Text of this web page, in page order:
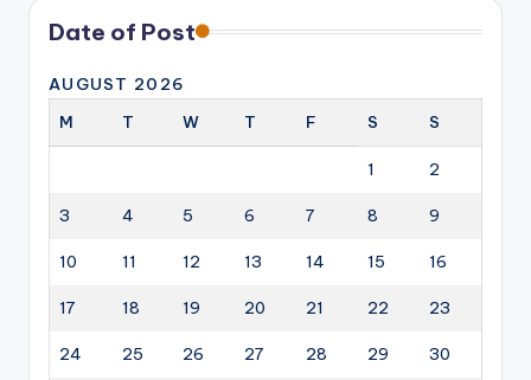
Date of Post
AUGUST 2026
M
T W T F S S
1 2
3 4 5 6 7 8 9
10 11 12 13 14 15 16
17 18 19 20 21 22 23
24 25 26 27 28 29 30